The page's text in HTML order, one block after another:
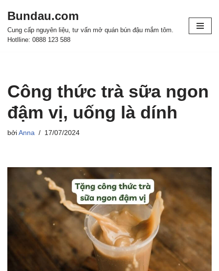
Chuyển
tới
Bundau.com
Cung cấp nguyên liệu, tư vấn mở quán bún đậu mắm tôm.
Hotlline: 0888 123 588
Công thức trà sữa ngon
đậm vị, uống là dính
bởi Anna 17/07/2024